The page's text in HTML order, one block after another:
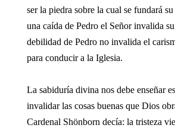
ser la piedra sobre la cual se fundará
una caída de Pedro el Señor invalida
debilidad de Pedro no invalida el
para conducir a la Iglesia.
La sabiduría divina nos debe enseñar
invalidar las cosas buenas que Dios
Cardenal Shönborn decía: la tristeza